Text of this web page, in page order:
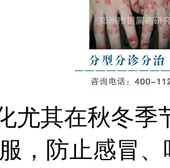
尤其在秋冬
，防止感冒